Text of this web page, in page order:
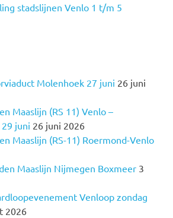
stadslijnen Venlo 1 t/m 5
Molenhoek 27 juni 26 juni
Maaslijn (RS 11) Venlo –
juni 26 juni 2026
Maaslijn (RS-11) Roermond-Venlo
Maaslijn Nijmegen Boxmeer 3
Venloop zondag
2026